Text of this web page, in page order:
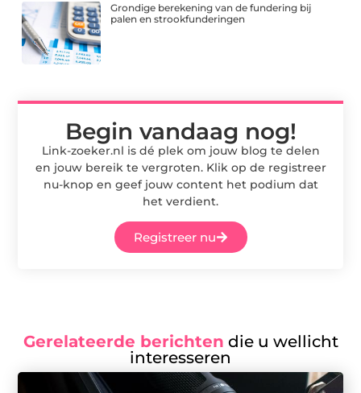
Grondige berekening van de fundering bij
palen en strookfunderingen
Begin vandaag nog!
Link-zoeker.nl is dé plek om jouw blog te delen
en jouw bereik te vergroten. Klik op de registreer
nu-knop en geef jouw content het podium dat
het verdient.
Registreer nu
Gerelateerde berichten die u wellicht
interesseren